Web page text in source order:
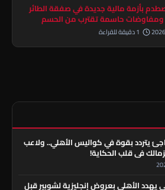
بأزمة مالية جديدة في صفقة الطائر
ومفاوضات حاسمة تقترب من الحسم
يتردد بقوة في كواليس الأهلي.. ولاعب
في قلب الحكاية!
يهدد الأهلي بعروض إنجليزية لشوبير قبل